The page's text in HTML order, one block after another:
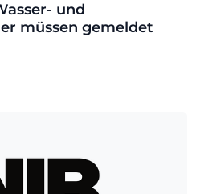
und
müssen gemeldet